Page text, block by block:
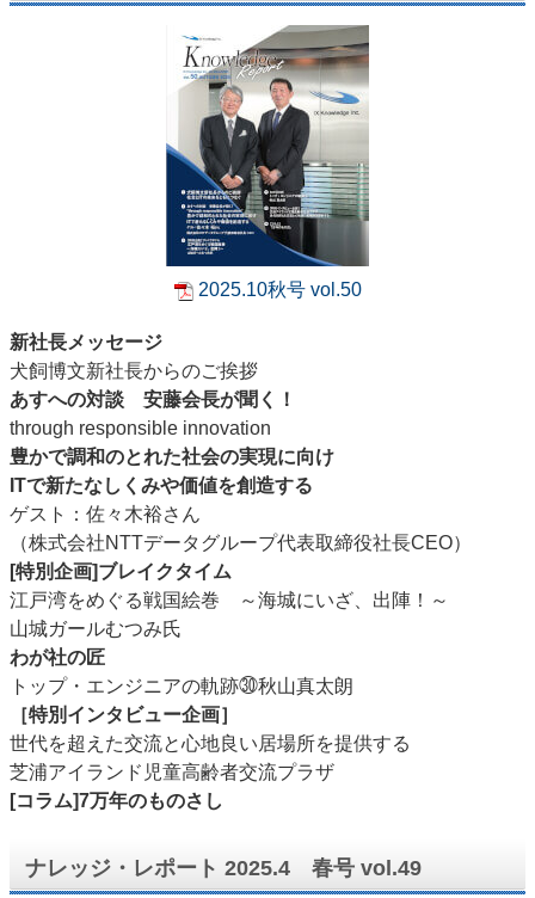
2025.10秋号 vol.50
新社長メッセージ
犬飼博文新社長からのご挨拶
あすへの対談 安藤会長が聞く！
through responsible innovation
豊かで調和のとれた社会の実現に向け
ITで新たなしくみや価値を創造する
ゲスト：佐々木裕さん
（株式会社NTTデータグループ代表取締役社長CEO）
[特別企画]ブレイクタイム
江戸湾をめぐる戦国絵巻 ～海城にいざ、出陣！～
山城ガールむつみ氏
わが社の匠
トップ・エンジニアの軌跡㉚秋山真太朗
［特別インタビュー企画］
世代を超えた交流と心地良い居場所を提供する
芝浦アイランド児童高齢者交流プラザ
[コラム]7万年のものさし
ナレッジ・レポート 2025.4 春号 vol.49